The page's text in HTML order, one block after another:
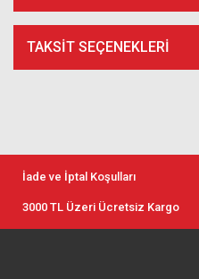
TAKSIT SEÇENEKLERI
İade ve İptal Koşulları
3000 TL Üzeri Ücretsiz Kargo